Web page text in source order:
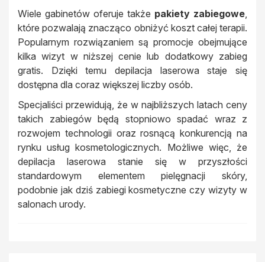
Wiele gabinetów oferuje także pakiety zabiegowe
które pozwalają znacząco obniżyć koszt całej terapii.
Popularnym rozwiązaniem są promocje obejmujące
kilka wizyt w niższej cenie lub dodatkowy zabieg
gratis. Dzięki temu depilacja laserowa staje się
dostępna dla coraz większej liczby osób.
Specjaliści przewidują, że w najbliższych latach ceny
takich zabiegów będą stopniowo spadać wraz z
rozwojem technologii oraz rosnącą konkurencją na
rynku usług kosmetologicznych. Możliwe więc, że
depilacja laserowa stanie się w przyszłości
standardowym elementem pielęgnacji skóry,
podobnie jak dziś zabiegi kosmetyczne czy wizyty w
salonach urody.